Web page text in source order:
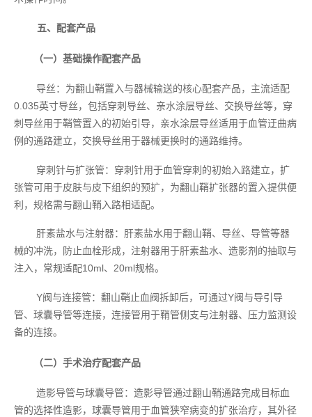
五、配套产品
（一）基础操作配套产品
导丝：为翻山鞘置入与器械输送的核心配套产品，主流适配
0.035英寸导丝，包括穿刺导丝、亲水涂层导丝、交换导丝等，穿
刺导丝用于鞘管置入的初始引导，亲水涂层导丝适用于血管迂曲病
例的通路建立，交换导丝用于器械更换时的通路维持。
穿刺针与扩张管：穿刺针用于血管穿刺的初始入路建立，扩
张管可用于皮肤与皮下组织的预扩，为翻山鞘扩张器的置入提供便
利，规格需与翻山鞘入路相适配。
肝素盐水与注射器：肝素盐水用于翻山鞘、导丝、导管等器
械的冲洗，防止血栓形成，注射器用于肝素盐水、造影剂的抽取与
注入，常规适配10ml、20ml规格。
Y阀与连接管：翻山鞘止血阀拆卸后，可通过Y阀与导引导
管、球囊导管等连接，连接管用于鞘管侧支与注射器、压力监测设
备的连接。
（二）手术治疗配套产品
造影导管与球囊导管：造影导管通过翻山鞘通路完成目标血
管的选择性造影，球囊导管用于血管狭窄病变的扩张治疗，其外径